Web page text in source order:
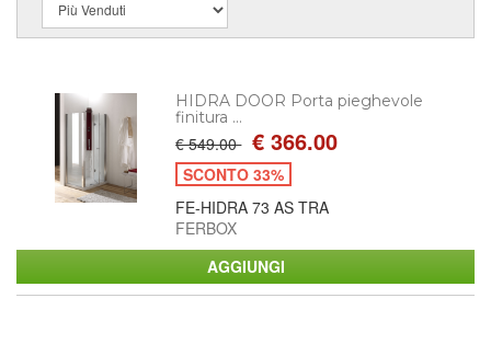
HIDRA DOOR Porta pieghevole
finitura ...
€ 549.00 € 366.00
SCONTO 33%
FE-HIDRA 73 AS TRA
FERBOX